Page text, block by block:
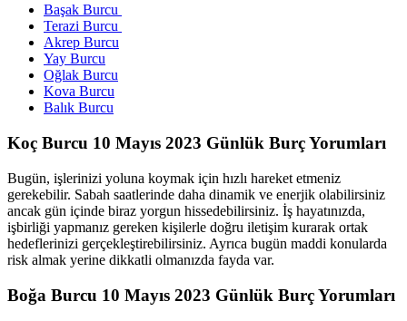
Başak Burcu
Terazi Burcu
Akrep Burcu
Yay Burcu
Oğlak Burcu
Kova Burcu
Balık Burcu
Koç Burcu 10 Mayıs 2023 Günlük Burç Yorumları
Bugün, işlerinizi yoluna koymak için hızlı hareket etmeniz
gerekebilir. Sabah saatlerinde daha dinamik ve enerjik olabilirsiniz
ancak gün içinde biraz yorgun hissedebilirsiniz. İş hayatınızda,
işbirliği yapmanız gereken kişilerle doğru iletişim kurarak ortak
hedeflerinizi gerçekleştirebilirsiniz. Ayrıca bugün maddi konularda
risk almak yerine dikkatli olmanızda fayda var.
Boğa Burcu 10 Mayıs 2023 Günlük Burç Yorumları